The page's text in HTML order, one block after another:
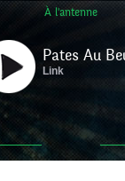
À l'antenne
Pates Au
Link